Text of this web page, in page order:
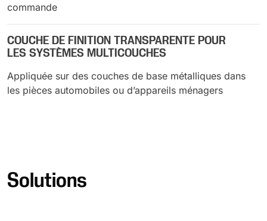
commande
COUCHE DE FINITION TRANSPARENTE POUR
LES SYSTÈMES MULTICOUCHES
Appliquée sur des couches de base métalliques dans
les pièces automobiles ou d’appareils ménagers
Solutions